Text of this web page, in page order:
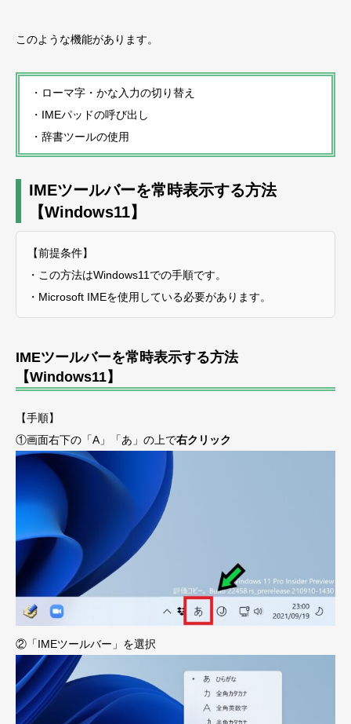
このような機能があります。
・ローマ字・かな入力の切り替え
・IMEパッドの呼び出し
・辞書ツールの使用
IMEツールバーを常時表示する方法
【Windows11】
【前提条件】
・この方法はWindows11での手順です。
・Microsoft IMEを使用している必要があります。
IMEツールバーを常時表示する方法
【Windows11】
【手順】
①画面右下の「A」「あ」の上で右クリック
②「IMEツールバー」を選択